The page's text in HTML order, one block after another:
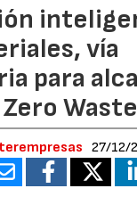
vía
para
Waste
27/12/